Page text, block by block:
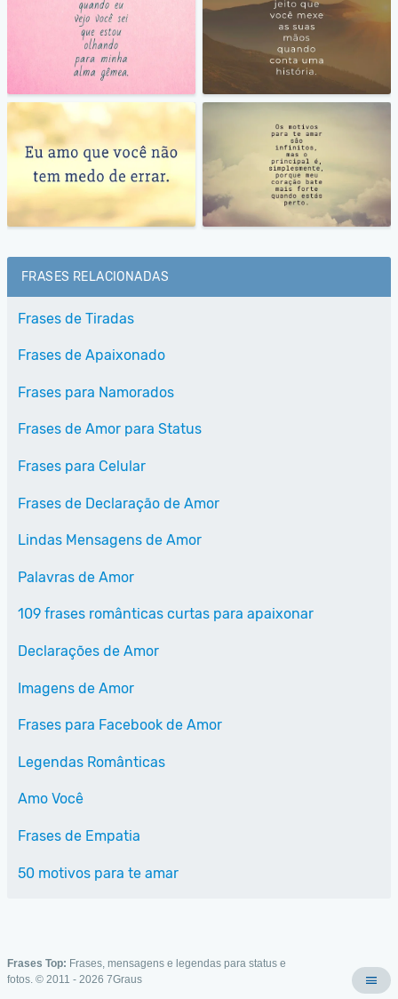
FRASES RELACIONADAS
Frases de Tiradas
Frases de Apaixonado
Frases para Namorados
Frases de Amor para Status
Frases para Celular
Frases de Declaração de Amor
Lindas Mensagens de Amor
Palavras de Amor
109 frases românticas curtas para apaixonar
Declarações de Amor
Imagens de Amor
Frases para Facebook de Amor
Legendas Românticas
Amo Você
Frases de Empatia
50 motivos para te amar
Frases Top: Frases, mensagens e legendas para status e
fotos. © 2011 - 2026 7Graus